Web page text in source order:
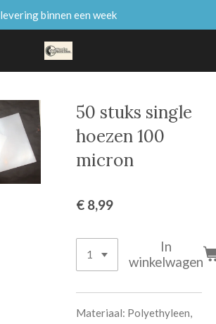
levering binnen een week
50 stuks single
hoezen 100
micron
€ 8,99
In
winkelwagen
Materiaal: Polyethyleen,